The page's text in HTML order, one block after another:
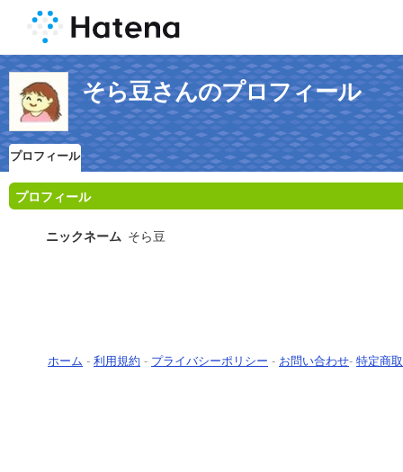
そら豆さんのプロフィール
プロフィール
プロフィール
ニックネーム そら豆
ホーム - 利用規約 - プライバシーポリシー - お問い合わせ- 特定商